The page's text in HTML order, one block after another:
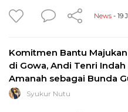
News - 19
Komitmen Bantu
di Gowa, Andi Tenri
Amanah sebagai Bunda
Syukur Nutu